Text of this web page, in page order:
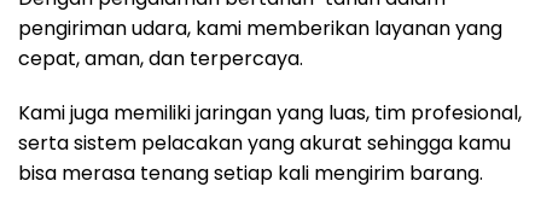
pengiriman udara, kami memberikan layanan yang
cepat, aman, dan terpercaya.
Kami juga memiliki jaringan yang luas, tim profesional,
serta sistem pelacakan yang akurat sehingga kamu
bisa merasa tenang setiap kali mengirim barang.